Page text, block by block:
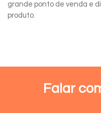
grande ponto de venda e
produto.
Falar